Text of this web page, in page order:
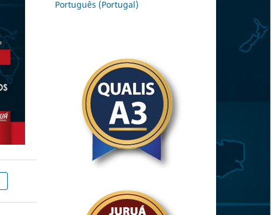
Português (Portugal)